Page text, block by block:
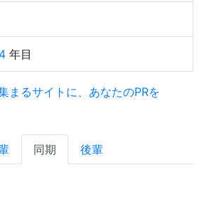
年目
まるサイトに、あなたのPRを
同期 後輩